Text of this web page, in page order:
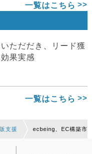
一覧はこちら
ただだき、リード獲
果実感
一覧はこちら
支援 ecbeing、EC構築市